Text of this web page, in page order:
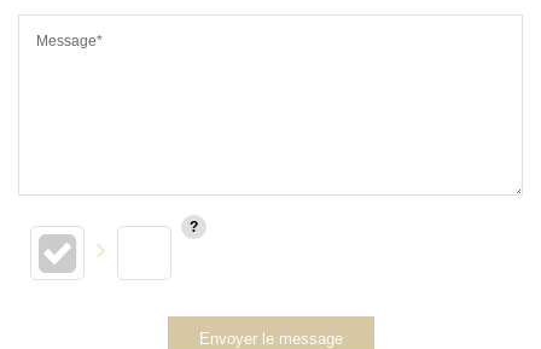
Message*
Envoyer le message